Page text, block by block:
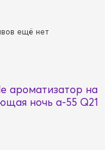
ещё нет
ароматизатор на
ночь a-55 Q21